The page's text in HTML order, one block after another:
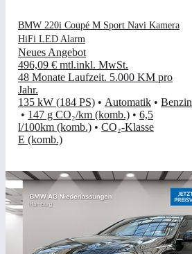
BMW 220i Coupé M Sport Navi Kamera
HiFi LED Alarm
Neues Angebot
496,09 € mtl.inkl. MwSt.
48 Monate Laufzeit. 5.000 KM pro
Jahr.
135 kW (184 PS) • Automatik • Benzin
• 147 g CO₂/km (komb.) • 6,5
l/100km (komb.) • CO₂-Klasse
E (komb.)